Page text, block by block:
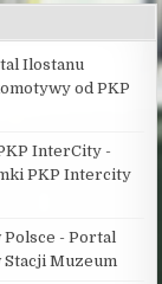
Ilostanu
od PKP
InterCity -
PKP Intercity
- Portal
Stacji Muzeum